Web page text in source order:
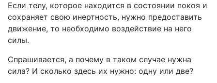
Если телу, которое находится в состоянии покоя и
сохраняет свою инертность, нужно предоставить
движение, то необходимо воздействие на него
силы.
Спрашивается, а почему в таком случае нужна
сила? И сколько здесь их нужно: одну или две?